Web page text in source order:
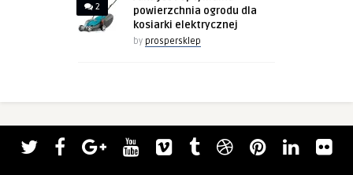
2
powierzchnia ogrodu dla
kosiarki elektrycznej
by prospersklep